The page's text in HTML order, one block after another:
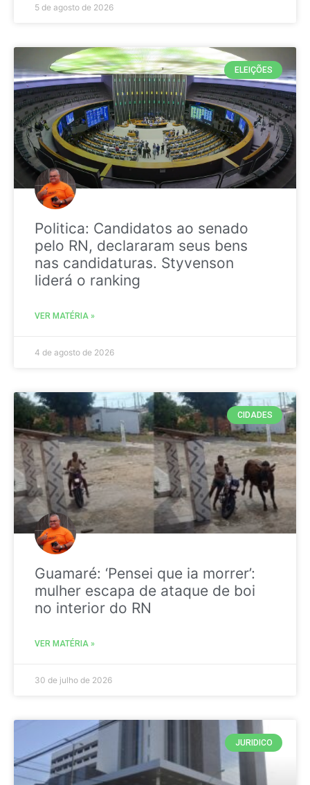
5 de agosto de 2026
ELEIÇÕES
Politica: Candidatos ao senado
pelo RN, declararam seus bens
nas candidaturas. Styvenson
liderá o ranking
VER MATÉRIA »
4 de agosto de 2026
CIDADES
Guamaré: ‘Pensei que ia morrer’:
mulher escapa de ataque de boi
no interior do RN
VER MATÉRIA »
30 de julho de 2026
JURIDICO